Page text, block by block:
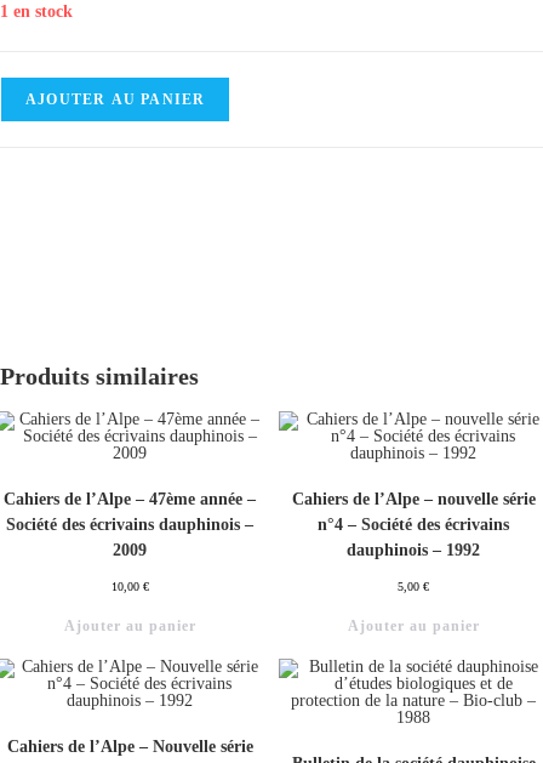
1 en stock
AJOUTER AU PANIER
Produits similaires
Cahiers de l’Alpe – 47ème année –
Société des écrivains dauphinois –
2009
10,00 €
Ajouter au panier
Cahiers de l’Alpe – nouvelle série
n°4 – Société des écrivains
dauphinois – 1992
5,00 €
Ajouter au panier
Cahiers de l’Alpe – Nouvelle série